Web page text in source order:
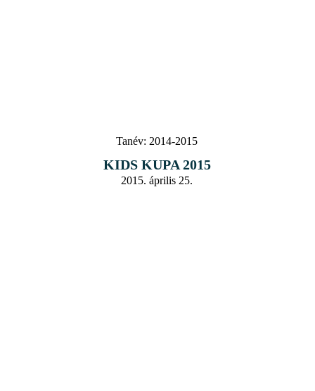
Tanév: 2014-2015
KIDS KUPA 2015
2015. április 25.